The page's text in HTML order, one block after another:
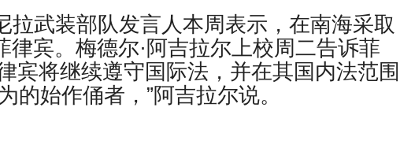
拉武装部队发言人本周表示，在南海采取
宾。梅德尔·阿吉拉尔上校周二告诉菲
宾将继续遵守国际法，并在其国内法范围
的始作俑者，”阿吉拉尔说。